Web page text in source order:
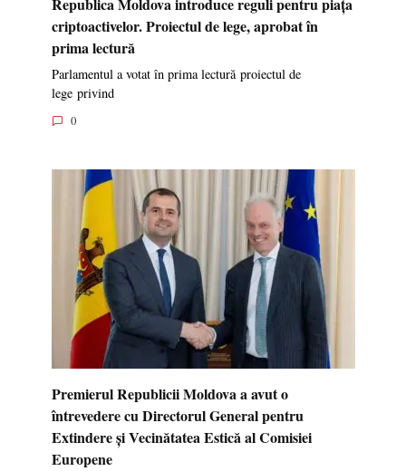
criptoactivelor. Proiectul de lege, aprobat în
prima lectură
Parlamentul a votat în prima lectură proiectul de
lege privind
0
Premierul Republicii Moldova a avut o
întrevedere cu Directorul General pentru
Extindere și Vecinătatea Estică al Comisiei
Europene